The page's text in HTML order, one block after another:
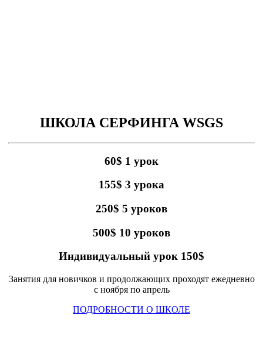
ШКОЛА СЕРФИНГА WSGS
60$ 1 урок
155$ 3 урока
250$ 5 уроков
500$ 10 уроков
Индивидуальный урок 150$
Занятия для новичков и продолжающих проходят ежедневно
с ноября по апрель
ПОДРОБНОСТИ О ШКОЛЕ